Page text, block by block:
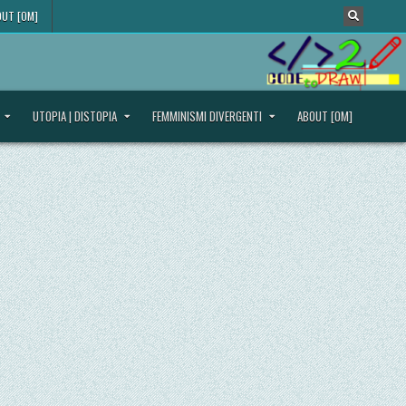
[OM]
UTOPIA | DISTOPIA FEMMINISMI DIVERGENTI ABOUT [OM]